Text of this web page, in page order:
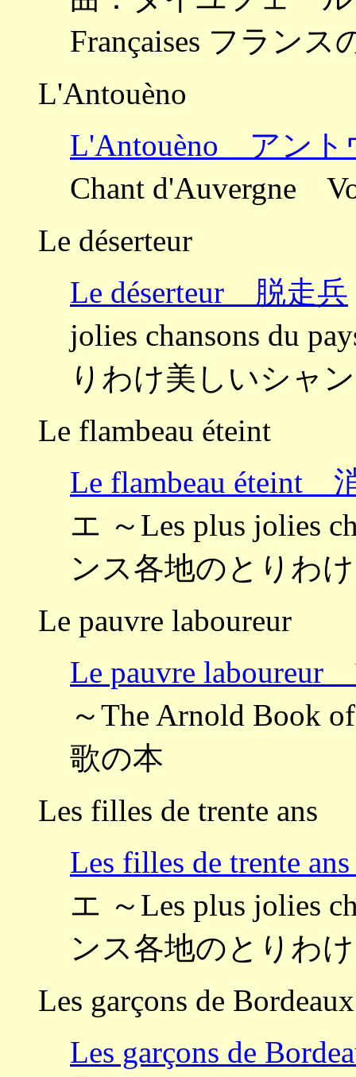
Françaises フラン
L'Antouèno
L'Antouèno アント
Chant d'Auvergne
Le déserteur
Le déserteur 脱走兵
jolies chansons du
りわけ美しいシャ
Le flambeau éteint
Le flambeau éteint
エ ～Les plus jolies
ンス各地のとりわ
Le pauvre laboureur
Le pauvre
～The Arnold Book
歌の本
Les filles de trente ans
Les filles de trente
エ ～Les plus jolies
ンス各地のとりわ
Les garçons de Bordeaux
Les garçons de